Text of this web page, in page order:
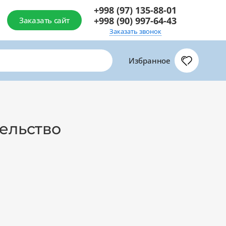
Заказать сайт
+998 (97) 135-88-01
+998 (90) 997-64-43
Заказать звонок
Избранное